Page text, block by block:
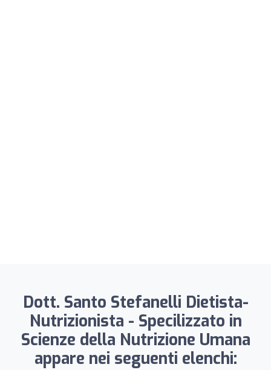
Dott. Santo Stefanelli Dietista-
Nutrizionista - Specilizzato in
Scienze della Nutrizione Umana
appare nei seguenti elenchi: